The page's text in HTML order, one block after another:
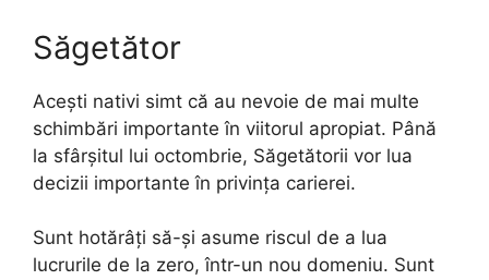
Săgetător
Acești nativi simt că au nevoie de mai multe
schimbări importante în viitorul apropiat. Până
la sfârșitul lui octombrie, Săgetătorii vor lua
decizii importante în privința carierei.
Sunt hotărâți să-și asume riscul de a lua
lucrurile de la zero, într-un nou domeniu. Sunt